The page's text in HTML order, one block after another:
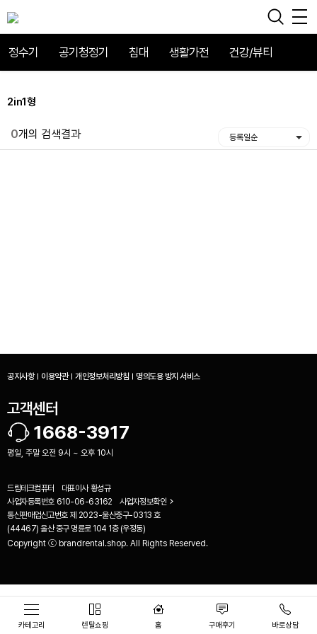
정수기 공기청정기 침대 생활가전 건강/뷰티
2in1형
0개의 검색결과 등록일순
공지사항 이용약관 개인정보처리방침 명의도용 방지 서비스
고객센터
1668-3917
평일, 주말 오전 9시 ~ 오후 10시
드림테크컴퓨터 대표이사 황성규
사업자등록번호 610-06-63162
사업자정보확인
통신판매업신고번호 제 2023-울산중구-0313 호
(44467) 울산 중구 명륜로 104 1층 (우정동)
Copyright ⓒ brandrental.shop. All Rights Reserved.
카테고리 렌탈쇼핑 홈 구매후기 바로상담